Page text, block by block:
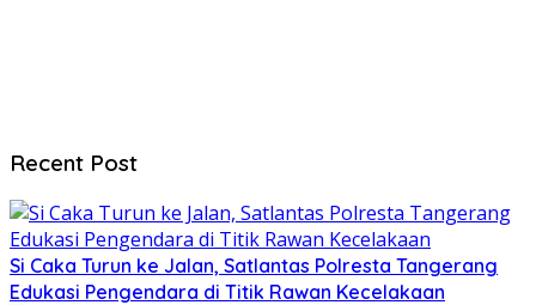
Recent Post
Si Caka Turun ke Jalan, Satlantas Polresta Tangerang
Edukasi Pengendara di Titik Rawan Kecelakaan